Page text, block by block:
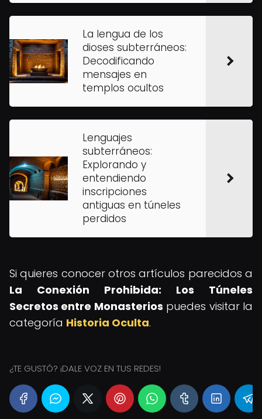
La lengua de los
dioses subterráneos:
Decodificando
mensajes en
templos ocultos
Lenguajes
subterráneos:
Explorando y
entendiendo
inscripciones
antiguas en túneles
perdidos
Si quieres conocer otros artículos parecidos a
La Conexión Prohibida: Los Túneles
Secretos entre Monasterios puedes visitar la
categoría Historia Oculta.
¿TE GUSTÓ? ¡DALE VOZ EN TUS REDES!